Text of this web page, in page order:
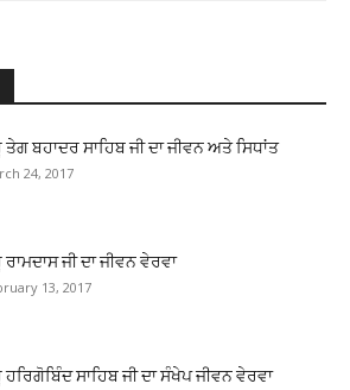
ਬਹਾਦਰ ਸਾਹਿਬ ਜੀ ਦਾ ਜੀਵਨ ਅਤੇ ਸਿਧਾਂਤ
24, 2017
ਜੀ ਦਾ ਜੀਵਨ ਵੇਰਵਾ
13, 2017
ਸਾਹਿਬ ਜੀ ਦਾ ਸੰਖੇਪ ਜੀਵਨ ਵੇਰਵਾ